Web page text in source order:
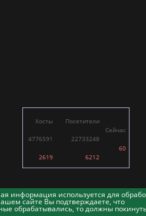
информация используется для
сайте Вы подтверждаете, что
обрабатывались, то должны
Хосты
4776591
2619
Посетители
22733248
6212
Сейчас
60